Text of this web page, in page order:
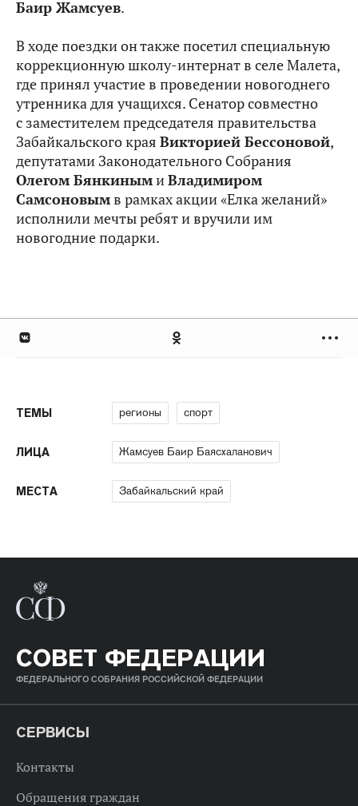
Баир Жамсуев.
В ходе поездки он также посетил специальную
коррекционную школу-интернат в селе Малета,
где принял участие в проведении новогоднего
утренника для учащихся. Сенатор совместно
с заместителем председателя правительства
Забайкальского края Викторией Бессоновой,
депутатами Законодательного Собрания
Олегом БянкинымиВладимиром
Самсоновымв рамках акции «Елка желаний»
исполнили мечты ребят и вручили им
новогодние подарки.
ТЕМЫ регионы спорт
ЛИЦА Жамсуев Баир Баясхаланович
МЕСТА Забайкальский край
СОВЕТ ФЕДЕРАЦИИ
ФЕДЕРАЛЬНОГО СОБРАНИЯ РОССИЙСКОЙ ФЕДЕРАЦИИ
СЕРВИСЫ
Контакты
Обращения граждан